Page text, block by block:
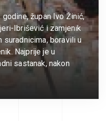
župan Ivo Žinić,
Ibrišević i zamjenik
suradnicima, boravili u
Najprije je u
sastanak, nakon